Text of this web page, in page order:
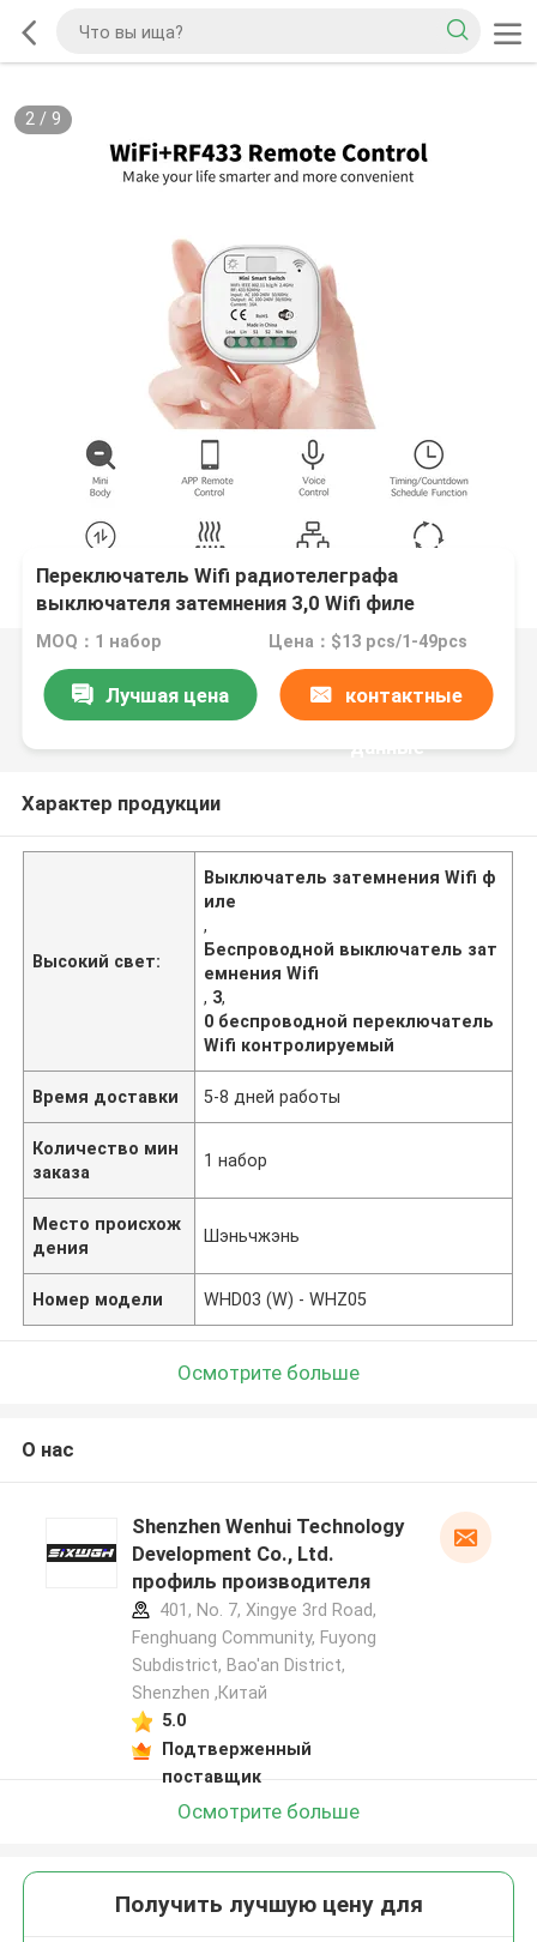
2/ 9
Переключатель Wifi радиотелеграфа
выключателя затемнения 3,0 Wifi филе
контролируемый
MOQ：1 набор Цена：$13 pcs/1-49pcs
Лучшая цена контактные
данные
Характер продукции
Высокий свет:
Выключатель затемнения Wifi ф
иле
,
Беспроводной выключатель зат
емнения Wifi
, 3,
0 беспроводной переключатель
Wifi контролируемый
Время доставки 5-8 дней работы
Количество мин
заказа
1 набор
Место происхож
дения
Шэньчжэнь
Номер модели WHD03 (W) - WHZ05
Осмотрите больше
О нас
Shenzhen Wenhui Technology
Development Co., Ltd.
профиль производителя
401, No. 7, Xingye 3rd Road,
Fenghuang Community, Fuyong
Subdistrict, Bao'an District,
Shenzhen ,Китай
5.0
Подтверженный
поставщик
Осмотрите больше
Получить лучшую цену для